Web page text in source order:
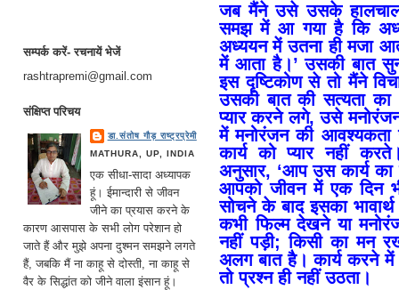
सम्पर्क करें- रचनायें भेजें
rashtrapremi@gmail.com
संक्षिप्त परिचय
डा.संतोष गौड़ राष्ट्रप्रेमी
MATHURA, UP, INDIA
एक सीधा-सादा अध्यापक
हूं। ईमान्दारी से जीवन
जीने का प्रयास करने के
कारण आसपास के सभी लोग परेशान हो
जाते हैं और मुझे अपना दुश्मन समझने लगते
हैं, जबकि मैं ना काहू से दोस्ती, ना काहू से
वैर के सिद्धांत को जीने वाला इंसान हूं।
जब मैंने उसे उसके
समझ में आ गया है कि
अध्ययन में उतना ही मजा
में आता है।’ उसकी बात
इस दृष्टिकोण से तो मैंने
उसकी बात की सत्यता
प्यार करने लगे, उसे
में मनोरंजन की आवश्यकता
कार्य को प्यार नहीं
अनुसार, ‘आप उस कार्य
आपको जीवन में एक दिन
सोचने के बाद इसका
कभी फिल्म देखने या
नहीं पड़ी; किसी का मन
अलग बात है। कार्य करने में
तो प्रश्न ही नहीं उठता।